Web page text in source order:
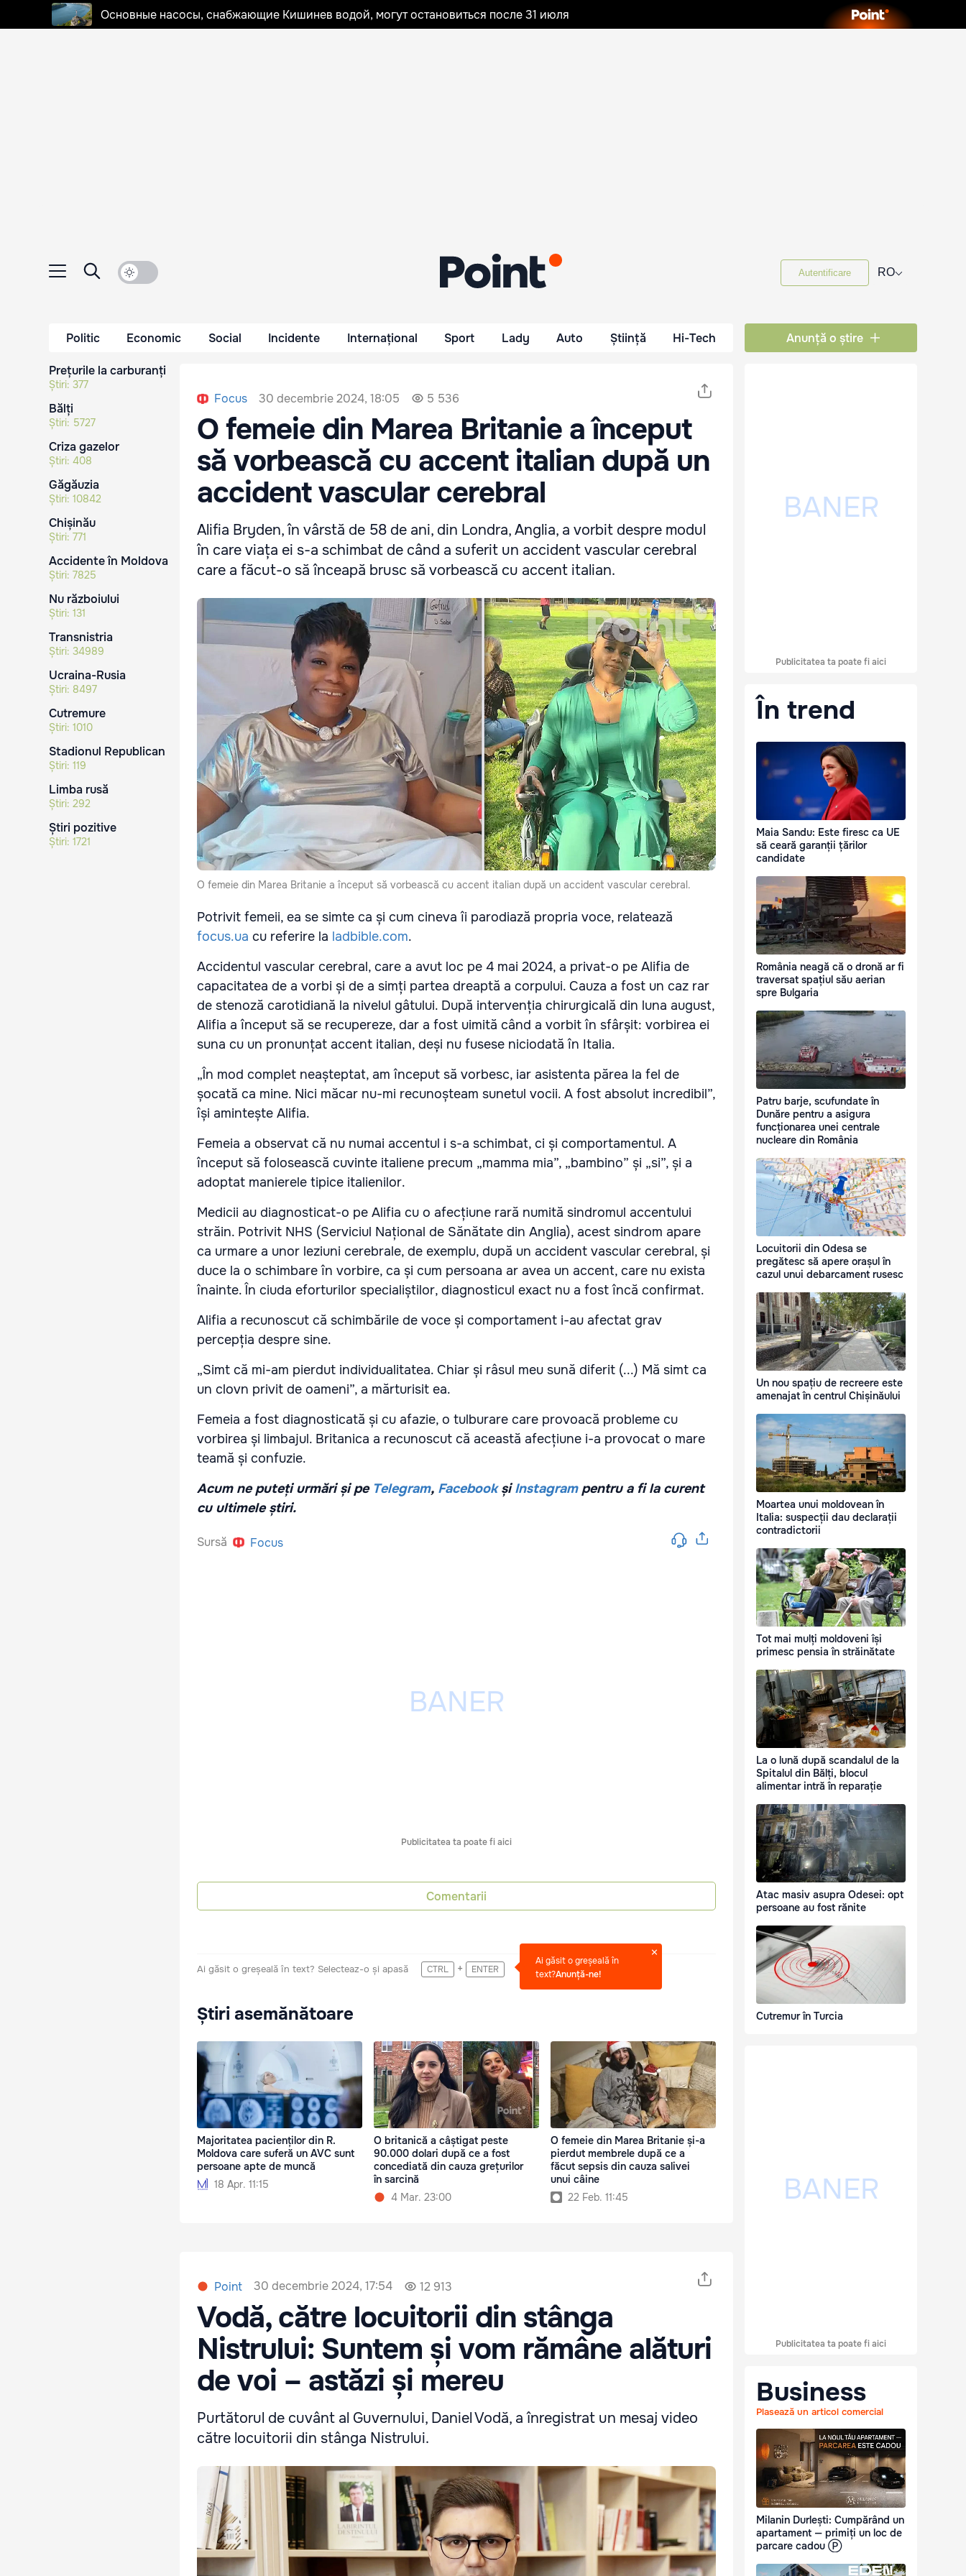
Основные насосы, снабжающие Кишинев водой, могут остановиться после 31 июля
Autentificare RO⌵
Politic Economic Social Incidente Internațional Sport Lady Auto Știință Hi-Tech Anunță o știre
Prețurile la carburanți
Știri: 377
Bălți
Știri: 5727
Criza gazelor
Știri: 408
Găgăuzia
Știri: 10842
Chișinău
Știri: 771
Accidente în Moldova
Știri: 7825
Nu războiului
Știri: 131
Transnistria
Știri: 34989
Ucraina-Rusia
Știri: 8497
Cutremure
Știri: 1010
Stadionul Republican
Știri: 119
Limba rusă
Știri: 292
Știri pozitive
Știri: 1721
Focus 30 decembrie 2024, 18:05 5 536
O femeie din Marea Britanie a început
să vorbească cu accent italian după un
accident vascular cerebral
Alifia Bryden, în vârstă de 58 de ani, din Londra, Anglia, a vorbit despre modul
în care viața ei s-a schimbat de când a suferit un accident vascular cerebral
care a făcut-o să înceapă brusc să vorbească cu accent italian.
O femeie din Marea Britanie a început să vorbească cu accent italian după un accident vascular cerebral.
Potrivit femeii, ea se simte ca și cum cineva îi parodiază propria voce, relatează
focus.ua cu referire la ladbible.com.
Accidentul vascular cerebral, care a avut loc pe 4 mai 2024, a privat-o pe Alifia de
capacitatea de a vorbi și de a simți partea dreaptă a corpului. Cauza a fost un caz rar
de stenoză carotidiană la nivelul gâtului. După intervenția chirurgicală din luna august,
Alifia a început să se recupereze, dar a fost uimită când a vorbit în sfârșit: vorbirea ei
suna cu un pronunțat accent italian, deși nu fusese niciodată în Italia.
„În mod complet neașteptat, am început să vorbesc, iar asistenta părea la fel de
șocată ca mine. Nici măcar nu-mi recunoșteam sunetul vocii. A fost absolut incredibil”,
își amintește Alifia.
Femeia a observat că nu numai accentul i s-a schimbat, ci și comportamentul. A
început să folosească cuvinte italiene precum „mamma mia”, „bambino” și „si”, și a
adoptat manierele tipice italienilor.
Medicii au diagnosticat-o pe Alifia cu o afecțiune rară numită sindromul accentului
străin. Potrivit NHS (Serviciul Național de Sănătate din Anglia), acest sindrom apare
ca urmare a unor leziuni cerebrale, de exemplu, după un accident vascular cerebral, și
duce la o schimbare în vorbire, ca și cum persoana ar avea un accent, care nu exista
înainte. În ciuda eforturilor specialiștilor, diagnosticul exact nu a fost încă confirmat.
Alifia a recunoscut că schimbările de voce și comportament i-au afectat grav
percepția despre sine.
„Simt că mi-am pierdut individualitatea. Chiar și râsul meu sună diferit (...) Mă simt ca
un clovn privit de oameni”, a mărturisit ea.
Femeia a fost diagnosticată și cu afazie, o tulburare care provoacă probleme cu
vorbirea și limbajul. Britanica a recunoscut că această afecțiune i-a provocat o mare
teamă și confuzie.
Acum ne puteți urmări și pe Telegram, FacebookșiInstagrampentru a fi la curent
cu ultimele știri.
Sursă Focus
Publicitatea ta poate fi aici
Comentarii
Ai găsit o greșeală în text? Selecteaz-o și apasă CTRL + ENTER
Ai găsit o greșeală în
text?Anunță-ne!
Știri asemănătoare
Majoritatea pacienților din R.
Moldova care suferă un AVC sunt
persoane apte de muncă
18 Apr. 11:15
O britanică a câștigat peste
90.000 dolari după ce a fost
concediată din cauza grețurilor
în sarcină
4 Mar. 23:00
O femeie din Marea Britanie și-a
pierdut membrele după ce a
făcut sepsis din cauza salivei
unui câine
22 Feb. 11:45
Point 30 decembrie 2024, 17:54 12 913
Vodă, către locuitorii din stânga
Nistrului: Suntem și vom rămâne alături
de voi – astăzi și mereu
Purtătorul de cuvânt al Guvernului, Daniel Vodă, a înregistrat un mesaj video
către locuitorii din stânga Nistrului.
Publicitatea ta poate fi aici
În trend
Maia Sandu: Este firesc ca UE
să ceară garanții țărilor
candidate
România neagă că o dronă ar fi
traversat spațiul său aerian
spre Bulgaria
Patru barje, scufundate în
Dunăre pentru a asigura
funcționarea unei centrale
nucleare din România
Locuitorii din Odesa se
pregătesc să apere orașul în
cazul unui debarcament rusesc
Un nou spațiu de recreere este
amenajat în centrul Chișinăului
Moartea unui moldovean în
Italia: suspecții dau declarații
contradictorii
Tot mai mulți moldoveni își
primesc pensia în străinătate
La o lună după scandalul de la
Spitalul din Bălți, blocul
alimentar intră în reparație
Atac masiv asupra Odesei: opt
persoane au fost rănite
Cutremur în Turcia
Publicitatea ta poate fi aici
Business
Plasează un articol comercial
Milanin Durlești: Cumpărând un
apartament — primiți un loc de
parcare cadou Ⓟ